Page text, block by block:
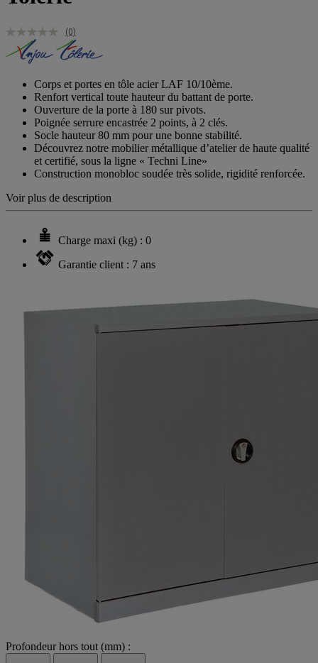
(0)
Corps et portes en tôle acier LAF 10/10ème.
Renfort vertical toute hauteur du battant de porte.
Ouverture de la porte à 180 sur pivots.
Poignée serrure encastrée 2 points, à 2 clés.
Socle hauteur 80 mm pour une bonne stabilité.
Découvrez notre mobilier métallique d’atelier de haute qualité
et certifié, sous la ligne « Techni Line»
Construction monobloc soudée très solide, rigidité renforcée.
Voir plus de description
Charge maxi (kg) : 0
Garantie client : 7 ans
Profondeur hors tout (mm) :